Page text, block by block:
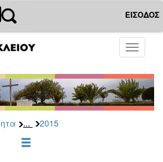
ΕΙΣΟΔΟΣ
Toggle
... 2015